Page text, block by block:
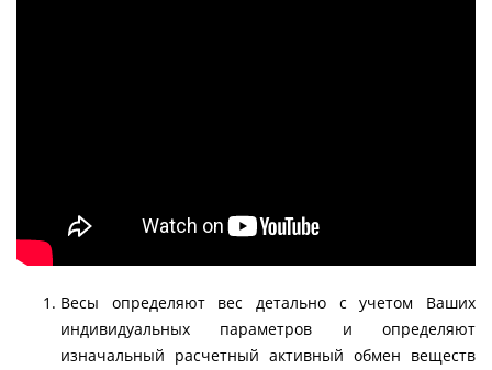
Весы определяют вес детально с учетом Ваших
индивидуальных параметров и определяют
изначальный расчетный активный обмен веществ